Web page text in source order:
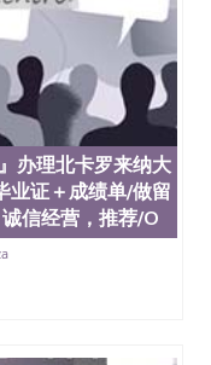
办理北卡罗来纳大
证＋成绩单/做留
信经营，推荐/O